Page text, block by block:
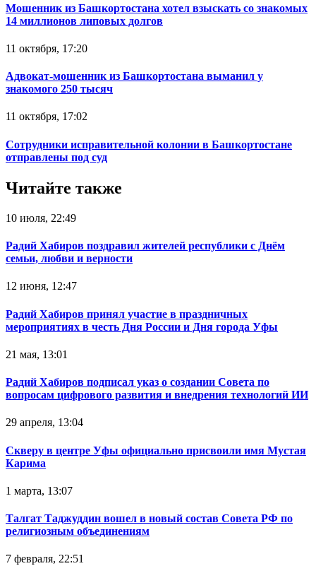
Мошенник из Башкортостана хотел взыскать со знакомых
14 миллионов липовых долгов
11 октября, 17:20
Адвокат-мошенник из Башкортостана выманил у
знакомого 250 тысяч
11 октября, 17:02
Сотрудники исправительной колонии в Башкортостане
отправлены под суд
Читайте также
10 июля, 22:49
Радий Хабиров поздравил жителей республики с Днём
семьи, любви и верности
12 июня, 12:47
Радий Хабиров принял участие в праздничных
мероприятиях в честь Дня России и Дня города Уфы
21 мая, 13:01
Радий Хабиров подписал указ о создании Совета по
вопросам цифрового развития и внедрения технологий ИИ
29 апреля, 13:04
Скверу в центре Уфы официально присвоили имя Мустая
Карима
1 марта, 13:07
Талгат Таджуддин вошел в новый состав Совета РФ по
религиозным объединениям
7 февраля, 22:51